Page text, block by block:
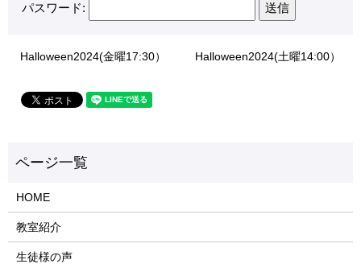
パスワード:
Halloween2024(金曜17:30） Halloween2024(土曜14:00）
HOME
教室紹介
生徒様の声